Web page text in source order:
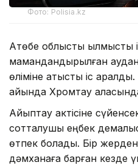
Фото: Polisia.kz
Ақтөбе облыстық қылмыстық
мамандандырылған
өліміне қатысты іс
айында Хромтау
Айыптау актісіне
сотталушы еңбек
өтпек болады. Бір
дәмханаға барған кезде